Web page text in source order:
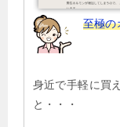
至極の
身近で手軽に買
と・・・